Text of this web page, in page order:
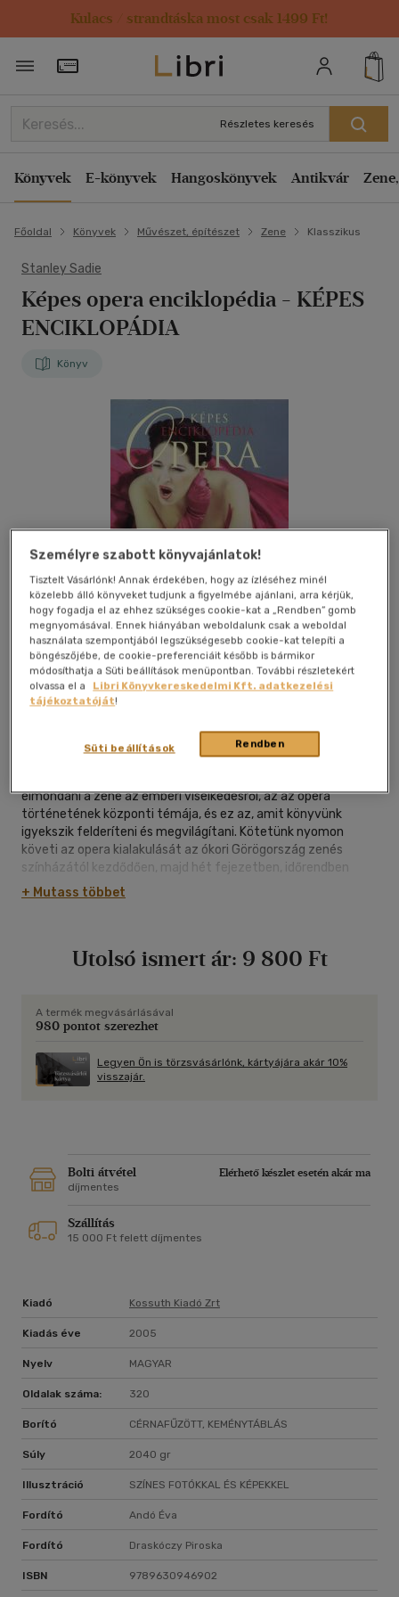
Kulacs / strandtáska most csak 1499 Ft!
Törzsvásárlói Kártya adatai
Részletes keresés
Könyvek E-könyvek Hangoskönyvek Antikvár
Főoldal Könyvek Művészet, építészet Zene Klasszikus
Stanley Sadie
Képes opera enciklopédia - KÉPES
ENCIKLOPÁDIA
Könyv
Kívánságlistához adom
elmondani a zene az emberi viselkedésről, az az opera
történetének központi témája, és ez az, amit könyvünk
igyekszik felderíteni és megvilágítani. Kötetünk nyomon
követi az opera kialakulását az ókori Görögország zenés
színházától kezdődően, majd hét fejezetben, időrendben
tárgyalja fejlődését a korai és érett barokktól a huszadik
századdal bezáróan. Keretes írások hívják fel a figyelmet a
Ajánlott felvételek segítenek a részletesebben
+ Mutass többet
Utolsó ismert ár: 9 800 Ft
A termék megvásárlásával
980 pontot szerezhet
Legyen Ön is törzsvásárlónk, kártyájára akár 10%
visszajár.
Bolti átvétel
Elérhető készlet esetén akár ma
díjmentes
Szállítás
15 000 Ft felett díjmentes
Kiadó Kossuth Kiadó Zrt
Kiadás éve 2005
Nyelv MAGYAR
Oldalak száma: 320
Borító CÉRNAFŰZÖTT, KEMÉNYTÁBLÁS
Súly 2040 gr
Illusztráció SZÍNES FOTÓKKAL ÉS KÉPEKKEL
Fordító Andó Éva
Fordító Draskóczy Piroska
ISBN 9789630946902
Személyre szabott könyvajánlatok!
Tisztelt Vásárlónk! Annak érdekében, hogy az ízléséhez minél
közelebb álló könyveket tudjunk a figyelmébe ajánlani, arra kérjük,
hogy fogadja el az ehhez szükséges cookie-kat a „Rendben” gomb
megnyomásával. Ennek hiányában weboldalunk csak a weboldal
használata szempontjából legszükségesebb cookie-kat telepíti a
böngészőjébe, de cookie-preferenciáit később is bármikor
módosíthatja a Süti beállítások menüpontban. További részletekért
olvassa el a
Libri Könyvkereskedelmi Kft. adatkezelési
tájékoztatóját!
Rendben
Süti beállítások